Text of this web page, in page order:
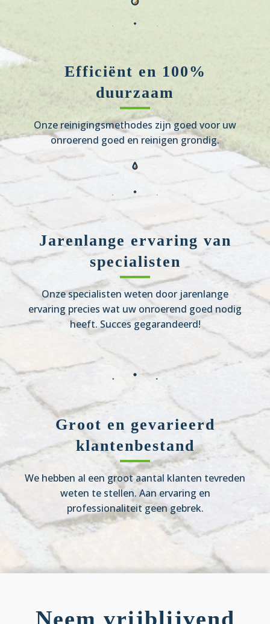
Efficiënt en 100%
duurzaam
Onze reinigingsmethodes zijn goed voor uw
onroerend goed en reinigen grondig.
Jarenlange ervaring van
specialisten
Onze specialisten weten door jarenlange
ervaring precies wat uw onroerend goed nodig
heeft. Succes gegarandeerd!
Groot en gevarieerd
klantenbestand
We hebben al een groot aantal klanten tevreden
weten te stellen. Aan ervaring en
professionaliteit geen gebrek.
Neem vrijblijvend